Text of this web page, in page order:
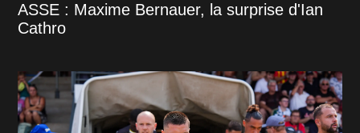
ASSE : Maxime Bernauer, la surprise d'Ian
Cathro